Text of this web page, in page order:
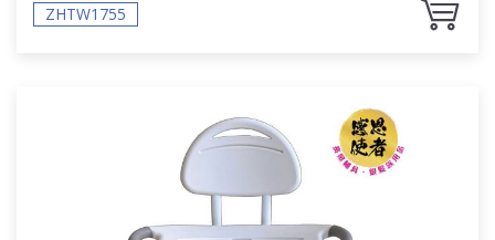
ZHTW1755